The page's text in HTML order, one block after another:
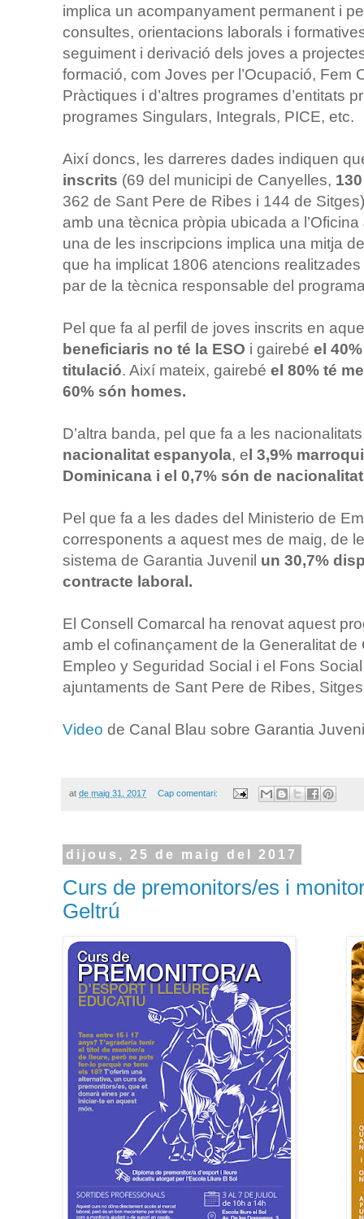
implica un acompanyament permanent i
consultes, orientacions laborals i
seguiment i derivació dels joves a
formació, com Joves per l’Ocupació, Fem
Pràctiques i d’altres programes d’entitats
programes Singulars, Integrals, PICE, etc.
Així doncs, les darreres dades indiquen
inscrits (69 del municipi de Canyelles,
362 de Sant Pere de Ribes i 144 de
amb una tècnica pròpia ubicada a
una de les inscripcions implica una mitja
que ha implicat 1806 atencions
par de la tècnica responsable del
Pel que fa al perfil de joves inscrits en
beneficiaris no té la ESO i gairebé el
titulació. Així mateix, gairebé el 80% té
60% són homes.
D’altra banda, pel que fa a les
nacionalitat espanyola, el 3,9%
Dominicana i el 0,7% són de
Pel que fa a les dades del Ministerio de
corresponents a aquest mes de maig, de
sistema de Garantia Juvenil un 30,7%
contracte laboral.
El Consell Comarcal ha renovat aquest
amb el cofinançament de la Generalitat
Empleo y Seguridad Social i el Fons
ajuntaments de Sant Pere de Ribes,
Video de Canal Blau sobre Garantia
at de maig 31, 2017 Cap comentari:
dijous, 25 de maig del 2017
Curs de premonitors/es i
Geltrú